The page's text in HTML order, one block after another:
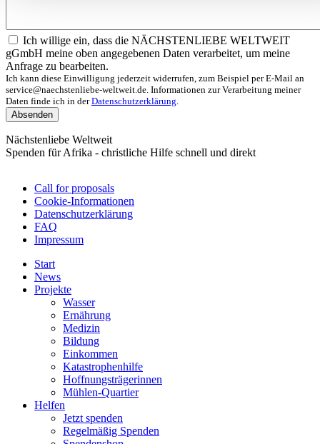
Ich willige ein, dass die NÄCHSTENLIEBE WELTWEIT
gGmbH meine oben angegebenen Daten verarbeitet, um meine
Anfrage zu bearbeiten.
Ich kann diese Einwilligung jederzeit widerrufen, zum Beispiel per E-Mail an
service@naechstenliebe-weltweit.de. Informationen zur Verarbeitung meiner
Daten finde ich in derDatenschutzerklärung.
Absenden
Nächstenliebe Weltweit
Spenden für Afrika - christliche Hilfe schnell und direkt
Fußzeilenmenü
Call for proposals
Cookie-Informationen
Datenschutzerklärung
FAQ
Impressum
Start
News
Projekte
Wasser
Ernährung
Medizin
Bildung
Einkommen
Katastrophenhilfe
Hoffnungsträgerinnen
Mühlen-Quartier
Helfen
Jetzt spenden
Regelmäßig Spenden